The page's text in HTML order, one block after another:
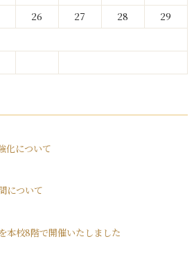
26 27 28
29
化について
について
本校8階で開催いたしました